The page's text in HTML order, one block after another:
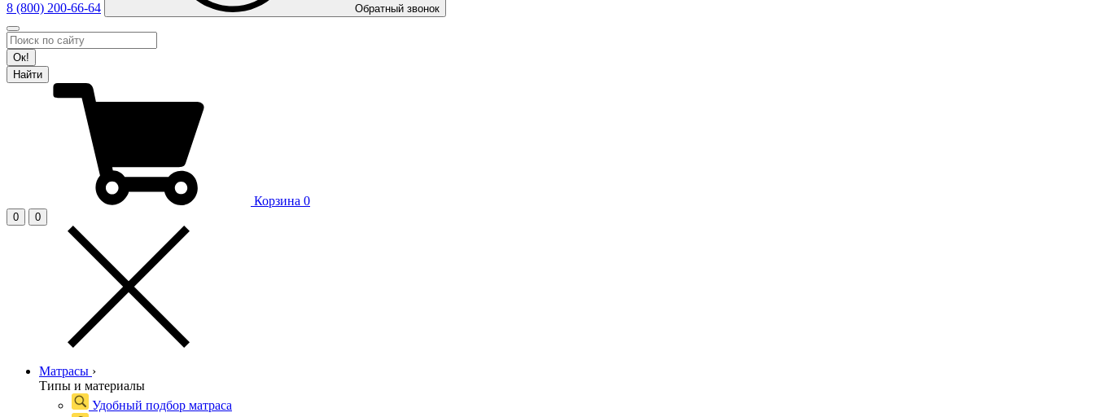
8 (800) 200-66-64 Обратный звонок
Ок!
Найти
Корзина 0
0 0
Матрасы ›
Типы и материалы
Удобный подбор матраса